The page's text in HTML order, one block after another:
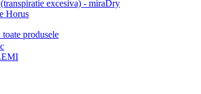
excesiva) - miraDry
Horus
toate produsele